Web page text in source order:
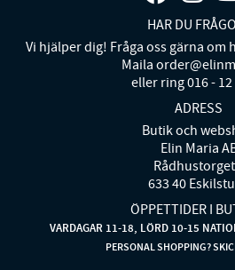
HAR DU
Vi hjälper dig! Fråga oss gärna om
Maila
eller ring 016 - 12
ADRESS
Butik och
Elin Maria
633 40
ÖPPETTIDER I
VARDAGAR 11-18, LÖRD 10-15
PERSONAL SHOPPING?